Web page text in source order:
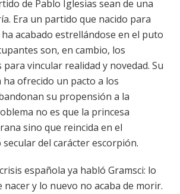
de Pablo Iglesias sean de una
Era un partido que nacido para
acabado estrellándose en el puto
son, en cambio, los
para vincular realidad y novedad. Su
ha ofrecido un pacto a los
su propensión a la
no es que la princesa
sino que reincida en el
del carácter escorpión.
española ya habló Gramsci: lo
nacer y lo nuevo no acaba de morir.